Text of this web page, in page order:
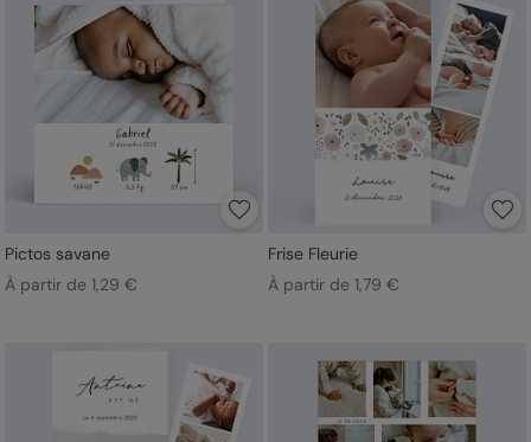
Pictos savane
À partir de 1,29 €
Frise Fleurie
À partir de 1,79 €